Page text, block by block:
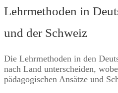
Lehrmethoden in
und der Schweiz
Die Lehrmethoden in den
nach Land unterscheiden,
pädagogischen Ansätze und